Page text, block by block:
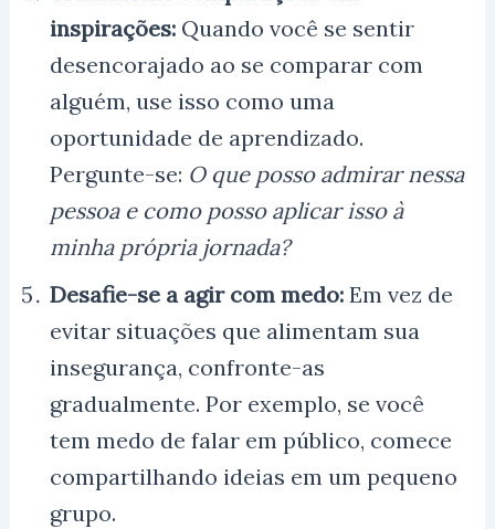
inspirações:Quando você se sentir
desencorajado ao se comparar com
alguém, use isso como uma
oportunidade de aprendizado.
Pergunte-se: O que posso admirar nessa
pessoa e como posso aplicar isso à
minha própria jornada?
Desafie-se a agir com medo:Em vez de
evitar situações que alimentam sua
insegurança, confronte-as
gradualmente. Por exemplo, se você
tem medo de falar em público, comece
compartilhando ideias em um pequeno
grupo.